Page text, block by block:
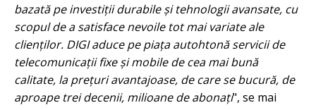
bazată pe investiții durabile și tehnologii avansate, cu
scopul de a satisface nevoile tot mai variate ale
clienților. DIGI aduce pe piața autohtonă servicii de
telecomunicații fixe și mobile de cea mai bună
calitate, la prețuri avantajoase, de care se bucură, de
aproape trei decenii, milioane de abonați", se mai